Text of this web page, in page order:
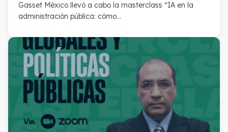
Gasset México llevó a cabo la masterclass “IA en la
administración pública: cómo…